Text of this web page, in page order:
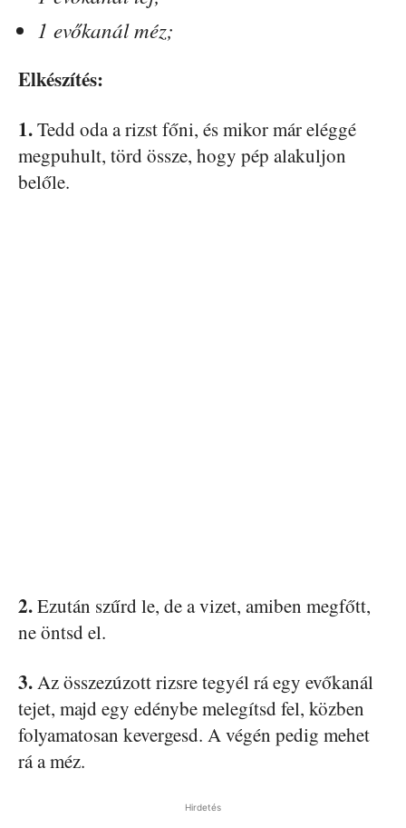
1 evőkanál méz;
Elkészítés:
1.Tedd oda a rizst főni, és mikor már eléggé
megpuhult, törd össze, hogy pép alakuljon
belőle.
2.Ezután szűrd le, de a vizet, amiben megfőtt,
ne öntsd el.
3.Az összezúzott rizsre tegyél rá egy evőkanál
tejet, majd egy edénybe melegítsd fel, közben
folyamatosan kevergesd. A végén pedig mehet
rá a méz.
Hirdetés